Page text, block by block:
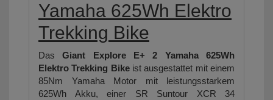
Yamaha 625Wh Elektro
Trekking Bike
DasGiant Explore E+ 2 Yamaha 625Wh
Elektro Trekking Bikeist ausgestattet mit einem
85Nm Yamaha Motor mit leistungsstarkem
625Wh Akku, einer SR Suntour XCR 34